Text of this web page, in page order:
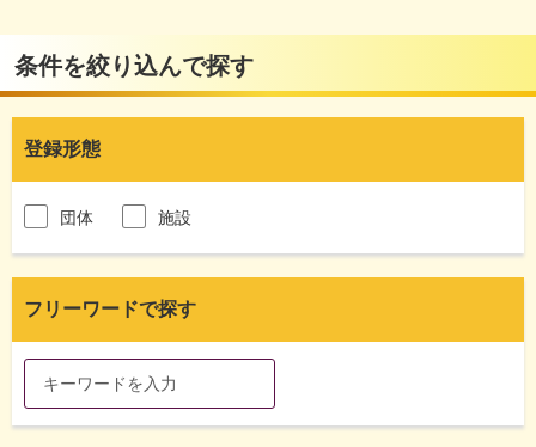
条件を絞り込んで探す
登録形態
団体 施設
フリーワードで探す